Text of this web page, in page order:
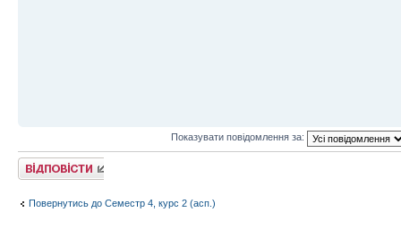
Показувати повідомлення за:
Відповісти
Повернутись до Семестр 4, курс 2 (асп.)